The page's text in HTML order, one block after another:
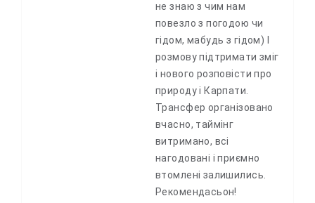
не знаю з чим нам
повезло з погодою чи
гідом, мабудь з гідом) І
розмову підтримати зміг
і нового розповісти про
природу і Карпати.
Трансфер організовано
вчасно, таймінг
витримано, всі
нагодовані і приємно
втомлені залишились.
Рекомендасьон!